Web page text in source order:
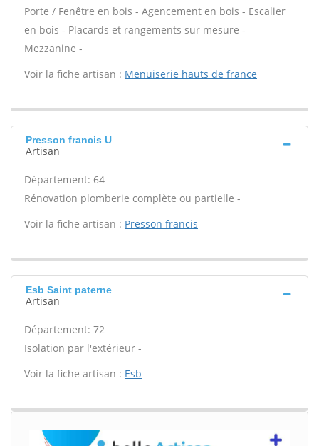
Porte / Fenêtre en bois - Agencement en bois - Escalier
en bois - Placards et rangements sur mesure -
Mezzanine -
Voir la fiche artisan : Menuiserie hauts de france
Presson francis U
Artisan
Département: 64
Rénovation plomberie complète ou partielle -
Voir la fiche artisan : Presson francis
Esb Saint paterne
Artisan
Département: 72
Isolation par l'extérieur -
Voir la fiche artisan : Esb